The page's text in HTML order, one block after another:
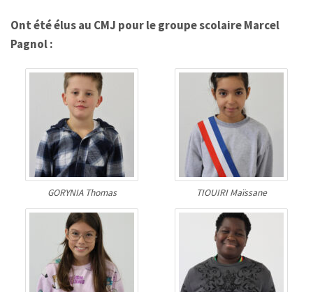
Ont été élus au CMJ pour le groupe scolaire Marcel
Pagnol :
GORYNIA Thomas TIOUIRI Maïssane